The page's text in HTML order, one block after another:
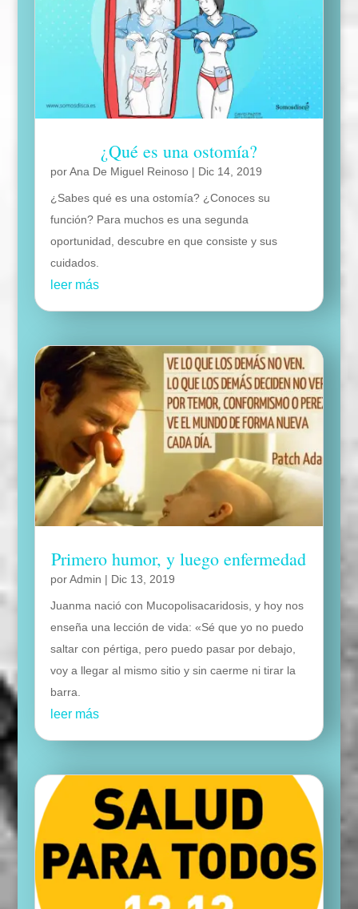
¿Qué es una ostomía?
porAna De Miguel Reinoso| Dic 14, 2019
¿Sabes qué es una ostomía? ¿Conoces su
función? Para muchos es una segunda
oportunidad, descubre en que consiste y sus
cuidados.
leer más
Primero humor, y luego enfermedad
porAdmin | Dic 13, 2019
Juanma nació con Mucopolisacaridosis, y hoy nos
enseña una lección de vida: «Sé que yo no puedo
saltar con pértiga, pero puedo pasar por debajo,
voy a llegar al mismo sitio y sin caerme ni tirar la
barra.
leer más